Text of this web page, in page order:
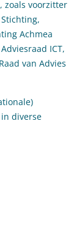
zoals voorzitter
Achmea
ICT,
van Advies
diverse